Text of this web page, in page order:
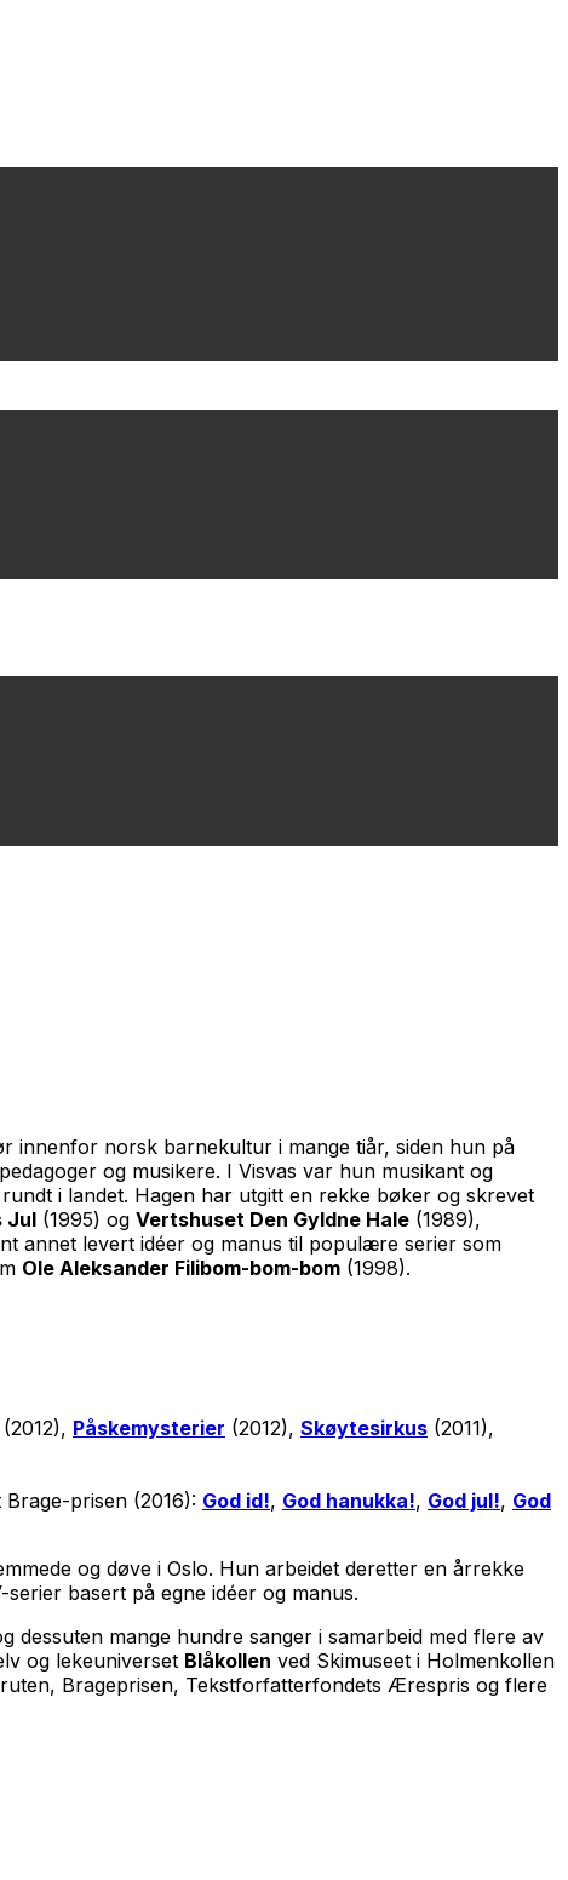
innenfor norsk barnekultur i mange tiår, siden hun på
og musikere. I Visvas var hun musikant og
i landet. Hagen har utgitt en rekke bøker og skrevet
Jul (1995) og Vertshuset Den Gyldne Hale (1989),
annet levert idéer og manus til populære serier som
Ole Aleksander Filibom-bom-bom (1998).
(2012), Påskemysterier (2012), Skøytesirkus (2011),
prisen (2016): God id!, God hanukka!, God jul!, God
og døve i Oslo. Hun arbeidet deretter en årrekke
basert på egne idéer og manus.
mange hundre sanger i samarbeid med flere av
og lekeuniverset Blåkollen ved Skimuseet i Holmenkollen
Brageprisen, Tekstforfatterfondets Ærespris og flere